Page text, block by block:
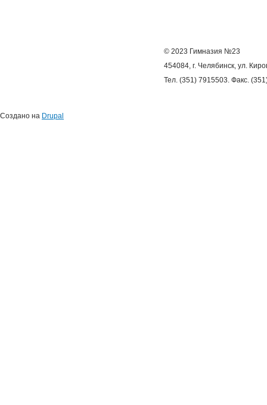
© 2023 Гимназия №23
454084, г. Челябинск, ул.
Тел. (351) 7915503. Факс.
Создано на Drupal